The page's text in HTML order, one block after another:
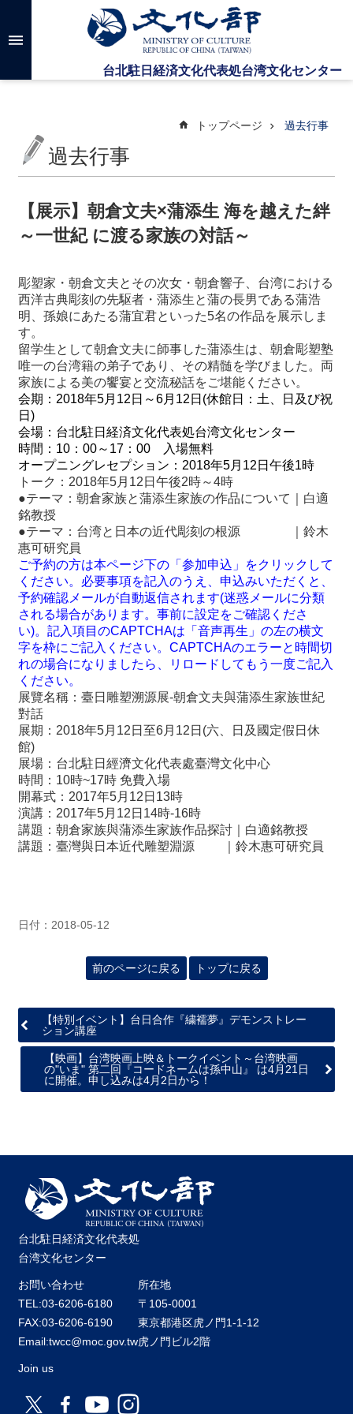
メインのコンテンツブロックにジャンプします
高
検
台
セ
ー
に
つ
い
て
最
新
情
報
と
申
込
過
去
行
事
台
湾
の
本
関
連
リ
ン
ク
ホ
ー
ト
トップページ 過去行事
過去行事
【展示】朝倉文夫×蒲添生 海を越えた絆
～一世紀 に渡る家族の対話～
彫塑家・朝倉文夫とその次女・朝倉響子、台湾における
西洋古典彫刻の先駆者・蒲添生と蒲の長男である蒲浩
明、孫娘にあたる蒲宜君といった5名の作品を展示しま
す。
留学生として朝倉文夫に師事した蒲添生は、朝倉彫塑塾
唯一の台湾籍の弟子であり、その精髄を学びました。両
家族による美の饗宴と交流秘話をご堪能ください。
会期：2018年5月12日～6月12日(休館日：土、日及び祝
日)
会場：台北駐日経済文化代表処台湾文化センター
時間：10：00～17 ：00 入場無料
オープニングレセプション：2018年5月12日午後1時
トーク：2018年5月12日午後2時～4時
●テーマ：朝倉家族と蒲添生家族の作品について｜白適
銘教授
●テーマ：台湾と日本の近代彫刻の根源 ｜鈴木
惠可研究員
ご予約の方は本ページ下の「参加申込」をクリックして
ください。必要事項を記入のうえ、申込みいただくと、
予約確認メールが自動返信されます(迷惑メールに分類
される場合があります。事前に設定をご確認くださ
い)。記入項目のCAPTCHAは 「音声再生」の左の横文
字を枠にご記入ください。 CAPTCHAのエラーと時間切
れの場合になりましたら、リロードしてもう一度ご記入
ください。
展覽名稱：臺日雕塑溯源展-朝倉文夫與蒲添生家族世紀
對話
展期：2018年5月12日至6月12日(六、日及國定假日休
館)
展場：台北駐日經濟文化代表處臺灣文化中心
時間：10時~17時 免費入場
開幕式：2017年5月12日13時
演講：2017年5月12日14時-16時
講題：朝倉家族與蒲添生家族作品探討｜白適銘教授
講題：臺灣與日本近代雕塑淵源 ｜鈴木惠可研究員
日付：2018-05-12
前のページに戻る トップに戻る
【特別イベント】台日合作『繍襦夢』デモンストレー
ション講座
【映画】台湾映画上映＆トークイベント～台湾映画
の"いま" 第二回『コードネームは孫中山』 は4月21日
に開催。申し込みは4月2日から！
台北駐日経済文化代表処
台湾文化センター
お問い合わせ
TEL:03-6206-6180
FAX:03-6206-6190
Email:twcc@moc.gov.tw
所在地
〒105-0001
東京都港区虎ノ門1-1-12
虎ノ門ビル2階
Join us